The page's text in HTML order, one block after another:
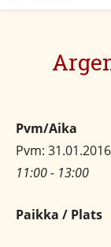
Pvm/Aika
Pvm: 31.01.2016
11:00 - 13:00
Paikka / Plats